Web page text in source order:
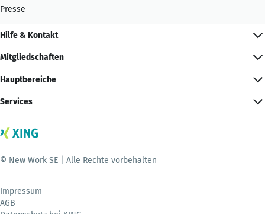
Presse
Hilfe & Kontakt
Mitgliedschaften
Hauptbereiche
Services
© New Work SE | Alle Rechte vorbehalten
Impressum
AGB